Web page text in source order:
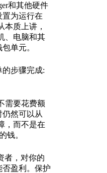
和其他硬件
为运行在
本质上讲，
、电脑和其
单元。
步骤完成:
需要花费额
然可以从
，而不是在
钱。
者，对你的
盈利。保护